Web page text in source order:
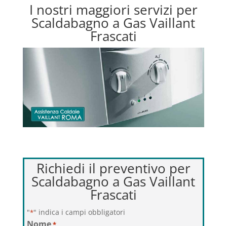
I nostri maggiori servizi per
Scaldabagno a Gas Vaillant
Frascati
Richiedi il preventivo per
Scaldabagno a Gas Vaillant
Frascati
"*" indica i campi obbligatori